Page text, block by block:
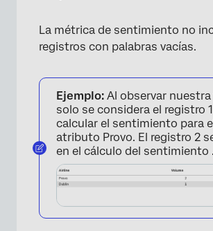
La métrica de sentimiento no
registros con palabras vacías.
Ejemplo: Al observar
solo se considera el registro
calcular el sentimiento para
atributo Provo. El registro 2
en el cálculo del sentimiento .